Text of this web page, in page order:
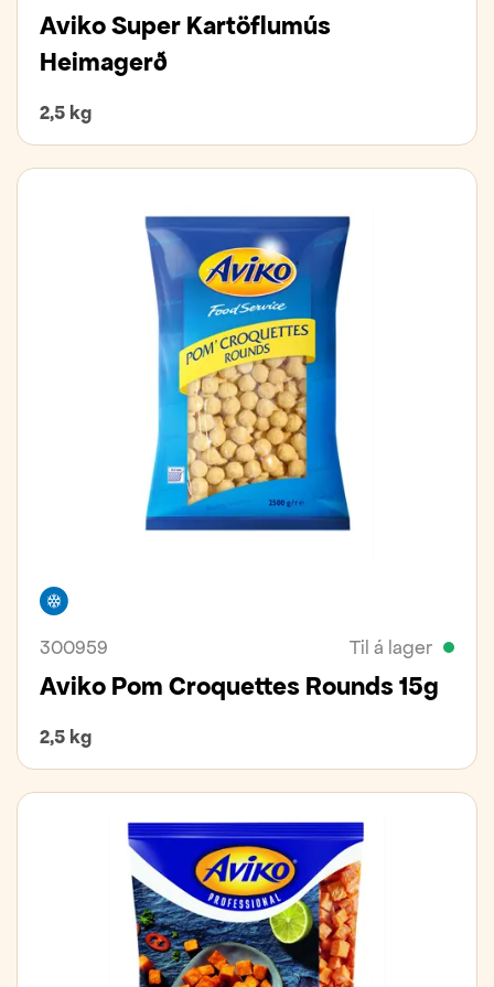
Aviko Super Kartöflumús
Heimagerð
2,5 kg
300959 Til á lager
Aviko Pom Croquettes Rounds 15g
2,5 kg